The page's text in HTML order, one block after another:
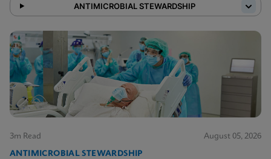
ANTIMICROBIAL STEWARDSHIP
3m Read August 05, 2026
ANTIMICROBIAL STEWARDSHIP